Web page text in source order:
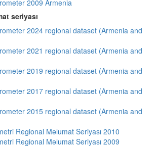
2009 Armenia
seriyası
2024 regional dataset (Armenia and
2021 regional dataset (Armenia and
2019 regional dataset (Armenia and
2017 regional dataset (Armenia and
2015 regional dataset (Armenia and
Regional Məlumat Seriyası 2010
Regional Məlumat Seriyası 2009